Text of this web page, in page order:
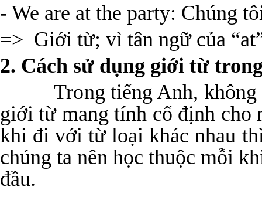
- We are at the party: Chúng
=> Giới từ; vì tân ngữ của
2. Cách sử dụng giới từ
Trong tiếng Anh, không
giới từ mang tính cố định
khi đi với từ loại khác nhau
chúng ta nên học thuộc mỗi
đầu.